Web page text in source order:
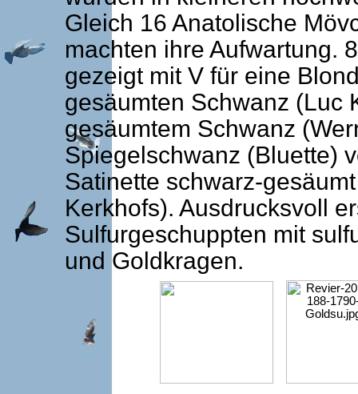
Gleich 16 Anatolische
machten ihre Aufwartung.
gezeigt mit V für eine
gesäumten Schwanz (Luc
gesäumtem Schwanz
Spiegelschwanz (Bluette)
Satinette schwarz-
Kerkhofs). Ausdrucksvoll
Sulfurgeschuppten mit
und Goldkragen.